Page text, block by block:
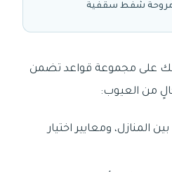
مروحة شفط سقفية
على مجموعة قواعد تضمن
من العيوب:
المنازل، ومعايير اختيار